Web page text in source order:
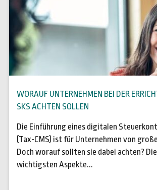
WORAUF UNTERNEHMEN BEI DER
SKS ACHTEN SOLLEN
Die Einführung eines digitalen
(Tax-CMS) ist für Unternehmen von
Doch worauf sollten sie dabei achten?
wichtigsten Aspekte...